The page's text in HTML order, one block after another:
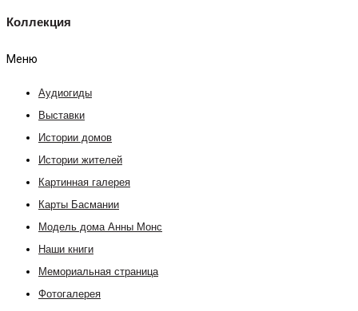
Коллекция
Меню
Аудиогиды
Выставки
Истории домов
Истории жителей
Картинная галерея
Карты Басмании
Модель дома Анны Монс
Наши книги
Мемориальная страница
Фотогалерея